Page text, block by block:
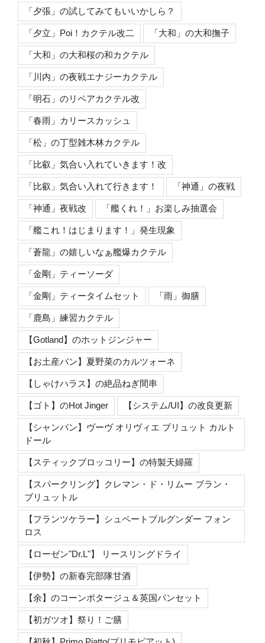
「夕張」の試してみてもいいかしら？
「夕立」Poi！カクテル改二 「大和」の大和撫子
「大和」の大和桜の和カクテル
「川内」の夜戦エナジーカクテル
「明石」のリペアカクテル改
「春雨」カリースカッシュ
「松」の丁型雑木林カクテル
「比叡」気合い入れていきます！改
「比叡」気合い入れて行きます！ 「神通」の夜戦
「神通」夜戦改 「艦くれ！」お楽しみ抽選会
「艦これ！はじまります！」発生現象
「蒼龍」の嬉しいなぁ艦爆カクテル
「金剛」ティーソーダ
「金剛」ティータイムセット 「雨」御膳
「鹿島」練習カクテル
【Gotland】のホットジンジャー
【お土産パン】夏野菜のカルツォーネ
【しゃけハラス】の絶品ねぎ間串
【ゴト】のHot Jinger 【システム/UI】の改良更新
【シャンパン】ヴーヴ オリヴィエ ブリュット カルト
ドール
【スティックブロッコリー】の特製天婦羅
【スパークリング】クレマン・ド・リムー ブラン・
ブリュットル
【フランツケラー】シュペートブルグンダー フォン
ロス
【ローゼン"Dr.L"】 リースリングドライ
【伊勢】の新春完部隊甘酒
【余】のコーンポタージュ＆英国パンセット
【初ガツオ】祭り！ご膳